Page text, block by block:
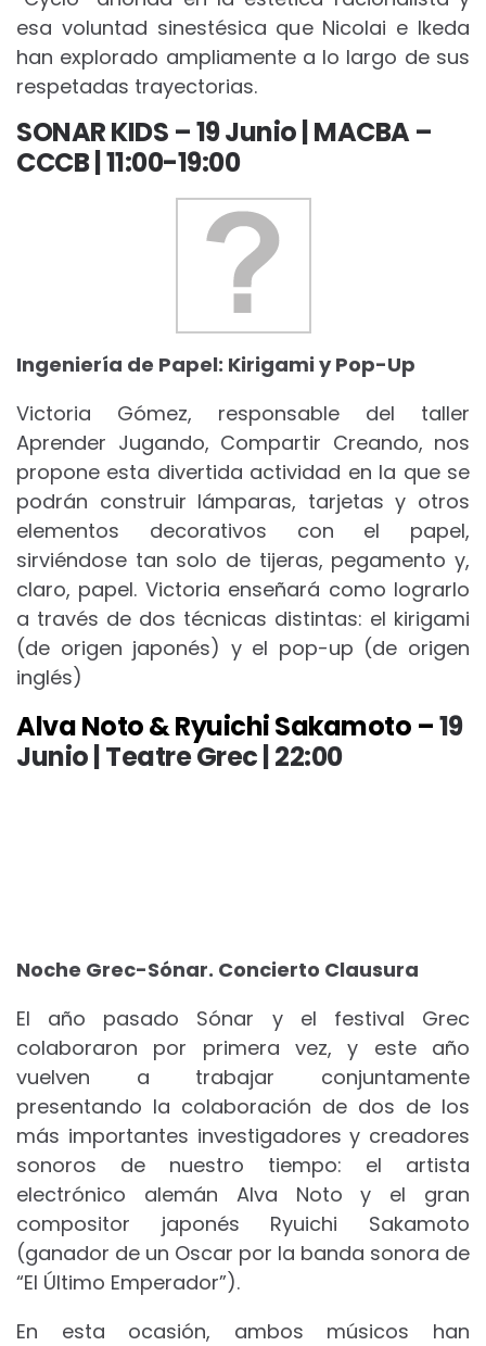
esa voluntad sinestésica que Nicolai e Ikeda
han explorado ampliamente a lo largo de sus
respetadas trayectorias.
SONAR KIDS – 19 Junio | MACBA –
CCCB | 11:00-19:00
Ingeniería de Papel: Kirigami y Pop-Up
Victoria Gómez, responsable del taller
Aprender Jugando, Compartir Creando, nos
propone esta divertida actividad en la que se
podrán construir lámparas, tarjetas y otros
elementos decorativos con el papel,
sirviéndose tan solo de tijeras, pegamento y,
claro, papel. Victoria enseñará como lograrlo
a través de dos técnicas distintas: el kirigami
(de origen japonés) y el pop-up (de origen
inglés)
Alva Noto & Ryuichi Sakamoto –19
Junio | Teatre Grec | 22:00
Noche Grec-Sónar. Concierto Clausura
El año pasado Sónar y el festival Grec
colaboraron por primera vez, y este año
vuelven a trabajar conjuntamente
presentando la colaboración de dos de los
más importantes investigadores y creadores
sonoros de nuestro tiempo: el artista
electrónico alemán Alva Noto y el gran
compositor japonés Ryuichi Sakamoto
(ganador de un Oscar por la banda sonora de
“El Último Emperador”).
En esta ocasión, ambos músicos han